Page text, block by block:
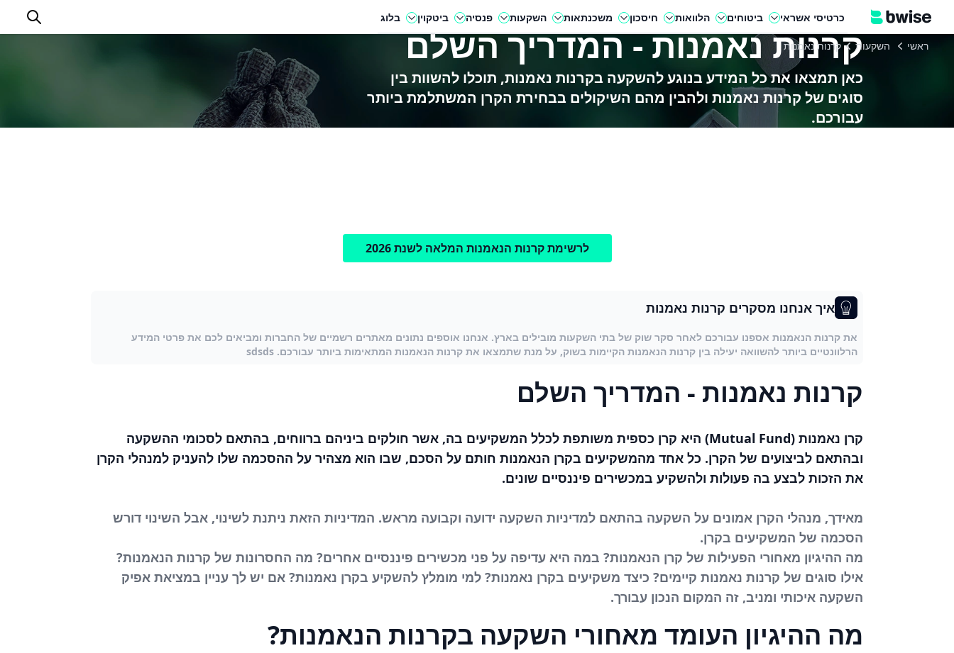
כרטיסי אשראי ביטוחים הלוואות חיסכון משכנתאות השקעות פנסיה ביטקוין בלוג
ראשי השקעות קרנות נאמנות
קרנות נאמנות - המדריך השלם
כאן תמצאו את כל המידע בנוגע להשקעה בקרנות נאמנות, תוכלו להשוות בין
סוגים של קרנות נאמנות ולהבין מהם השיקולים בבחירת הקרן המשתלמת ביותר
עבורכם.
לרשימת קרנות הנאמנות המלאה לשנת 2026
איך אנחנו מסקרים קרנות נאמנות
את קרנות הנאמנות אספנו עבורכם לאחר סקר שוק של בתי השקעות מובילים בארץ. אנחנו אוספים נתונים מאתרים רשמיים של החברות ומביאים לכם את פרטי המידע
הרלוונטיים ביותר להשוואה יעילה בין קרנות הנאמנות הקיימות בשוק, על מנת שתמצאו את קרנות הנאמנות המתאימות ביותר עבורכם. sdsds
קרנות נאמנות - המדריך השלם
קרן נאמנות (Mutual Fund) היא קרן כספית משותפת לכלל המשקיעים בה, אשר חולקים ביניהם ברווחים, בהתאם לסכומי ההשקעה
ובהתאם לביצועים של הקרן. כל אחד מהמשקיעים בקרן הנאמנות חותם על הסכם, שבו הוא מצהיר על ההסכמה שלו להעניק למנהלי הקרן
את הזכות לבצע בה פעולות ולהשקיע במכשירים פיננסיים שונים.
מאידך, מנהלי הקרן אמונים על השקעה בהתאם למדיניות השקעה ידועה וקבועה מראש. המדיניות הזאת ניתנת לשינוי, אבל השינוי דורש
הסכמה של המשקיעים בקרן.
מה ההיגיון מאחורי הפעילות של קרן הנאמנות? במה היא עדיפה על פני מכשירים פיננסיים אחרים? מה החסרונות של קרנות הנאמנות?
אילו סוגים של קרנות נאמנות קיימים? כיצד משקיעים בקרן נאמנות? למי מומלץ להשקיע בקרן נאמנות? אם יש לך עניין במציאת אפיק
השקעה איכותי ומניב, זה המקום הנכון עבורך.
מה ההיגיון העומד מאחורי השקעה בקרנות הנאמנות?